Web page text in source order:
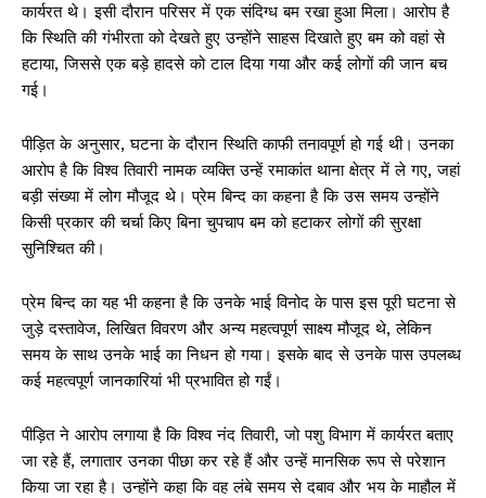
कार्यरत थे। इसी दौरान परिसर में एक संदिग्ध बम रखा हुआ मिला। आरोप है
कि स्थिति की गंभीरता को देखते हुए उन्होंने साहस दिखाते हुए बम को वहां से
हटाया, जिससे एक बड़े हादसे को टाल दिया गया और कई लोगों की जान बच
गई।
पीड़ित के अनुसार, घटना के दौरान स्थिति काफी तनावपूर्ण हो गई थी। उनका
आरोप है कि विश्व तिवारी नामक व्यक्ति उन्हें रमाकांत थाना क्षेत्र में ले गए, जहां
बड़ी संख्या में लोग मौजूद थे। प्रेम बिन्द का कहना है कि उस समय उन्होंने
किसी प्रकार की चर्चा किए बिना चुपचाप बम को हटाकर लोगों की सुरक्षा
सुनिश्चित की।
प्रेम बिन्द का यह भी कहना है कि उनके भाई विनोद के पास इस पूरी घटना से
जुड़े दस्तावेज, लिखित विवरण और अन्य महत्वपूर्ण साक्ष्य मौजूद थे, लेकिन
समय के साथ उनके भाई का निधन हो गया। इसके बाद से उनके पास उपलब्ध
कई महत्वपूर्ण जानकारियां भी प्रभावित हो गईं।
पीड़ित ने आरोप लगाया है कि विश्व नंद तिवारी, जो पशु विभाग में कार्यरत बताए
जा रहे हैं, लगातार उनका पीछा कर रहे हैं और उन्हें मानसिक रूप से परेशान
किया जा रहा है। उन्होंने कहा कि वह लंबे समय से दबाव और भय के माहौल में